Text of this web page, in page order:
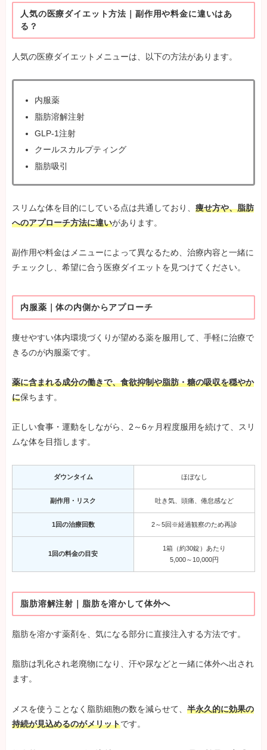
人気の医療ダイエット方法｜副作用や料金に違いはあ
る？
人気の医療ダイエットメニューは、以下の方法があります。
内服薬
脂肪溶解注射
GLP-1注射
クールスカルプティング
脂肪吸引
スリムな体を目的にしている点は共通しており、 痩せ方や、脂肪
へのアプローチ方法に違いがあります。
副作用や料金はメニューによって異なるため、治療内容と一緒に
チェックし、希望に合う医療ダイエットを見つけてください。
内服薬｜体の内側からアプローチ
痩せやすい体内環境づくりが望める薬を服用して、手軽に治療で
きるのが内服薬です。
薬に含まれる成分の働きで、食欲抑制や脂肪・糖の吸収を穏やか
に保ちます。
正しい食事・運動をしながら、2～6ヶ月程度服用を続けて、スリ
ムな体を目指します。
ダウンタイム ほぼなし
副作用・リスク 吐き気、頭痛、倦怠感など
1回の治療回数 2～5回※経過観察のため再診
1回の料金の目安
1箱（約30錠）あたり
5,000～10,000円
脂肪溶解注射｜脂肪を溶かして体外へ
脂肪を溶かす薬剤を、気になる部分に直接注入する方法です。
脂肪は乳化され老廃物になり、汗や尿などと一緒に体外へ出され
ます。
メスを使うことなく脂肪細胞の数を減らせて、 半永久的に効果の
持続が見込めるのがメリットです。